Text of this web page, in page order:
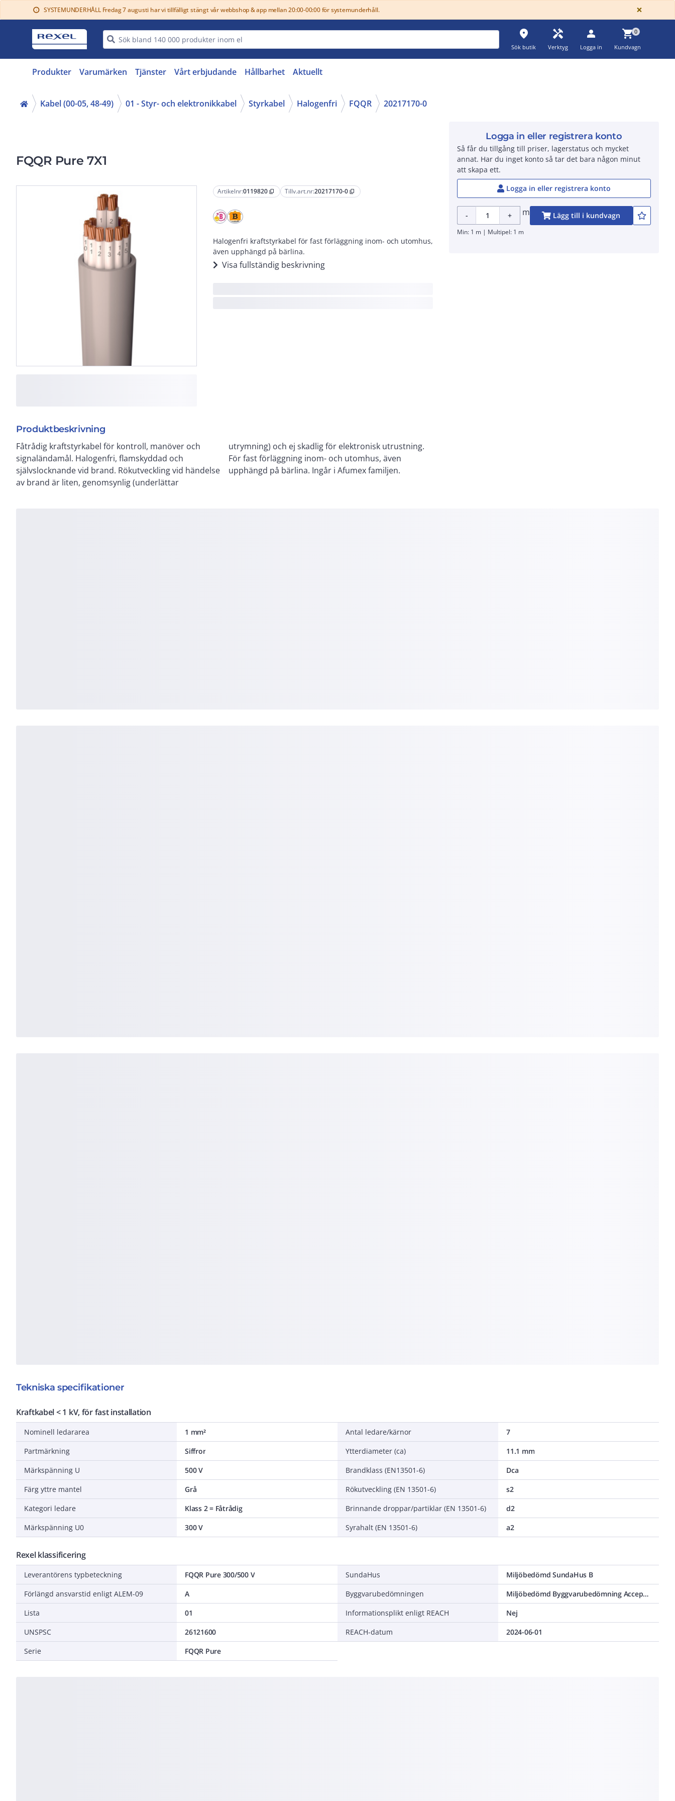
info SYSTEMUNDERHÅLL Fredag 7 augusti har vi tillfälligt stängt vår webbshop & app mellan 20:00-00:00 för systemunderhåll. ×
place
Sök butik
handyman
Verktyg
person
Logga in
shopping_cart0
Kundvagn
Produkter Varumärken Tjänster Vårt erbjudande Hållbarhet Aktuellt
Kabel (00-05, 48-49) 01 - Styr- och elektronikkabel Styrkabel Halogenfri FQQR 20217170-0
FQQR Pure 7X1
Artikelnr:0119820 content_copy Tillv.art.nr:20217170-0 content_copy
Halogenfri kraftstyrkabel för fast förläggning inom- och utomhus,
även upphängd på bärlina.
Visa fullständig beskrivning
Produktbeskrivning
Fåtrådig kraftstyrkabel för kontroll, manöver och
signaländamål. Halogenfri, flamskyddad och
självslocknande vid brand. Rökutveckling vid händelse
av brand är liten, genomsynlig (underlättar
utrymning) och ej skadlig för elektronisk utrustning.
För fast förläggning inom- och utomhus, även
upphängd på bärlina. Ingår i Afumex familjen.
Logga in eller registrera konto
Så får du tillgång till priser, lagerstatus och mycket
annat. Har du inget konto så tar det bara någon minut
att skapa ett.
Logga in eller registrera konto
- + m Lägg till i kundvagn
Min: 1 m | Multipel: 1 m
Tekniska specifikationer
Kraftkabel < 1 kV, för fast installation
Nominell ledararea
1 mm²
Partmärkning
Siffror
Märkspänning U
500 V
Färg yttre mantel
Grå
Kategori ledare
Klass 2 = Fåtrådig
Märkspänning U0
300 V
Antal ledare/kärnor
7
Ytterdiameter (ca)
11.1 mm
Brandklass (EN13501-6)
Dca
Rökutveckling (EN 13501-6)
s2
Brinnande droppar/partiklar (EN 13501-6)
d2
Syrahalt (EN 13501-6)
a2
Rexel klassificering
Leverantörens typbeteckning
FQQR Pure 300/500 V
Förlängd ansvarstid enligt ALEM-09
A
Lista
01
UNSPSC
26121600
Serie
FQQR Pure
SundaHus
Miljöbedömd SundaHus B
Byggvarubedömningen
Miljöbedömd Byggvarubedömning Accepteras
Informationsplikt enligt REACH
Nej
REACH-datum
2024-06-01